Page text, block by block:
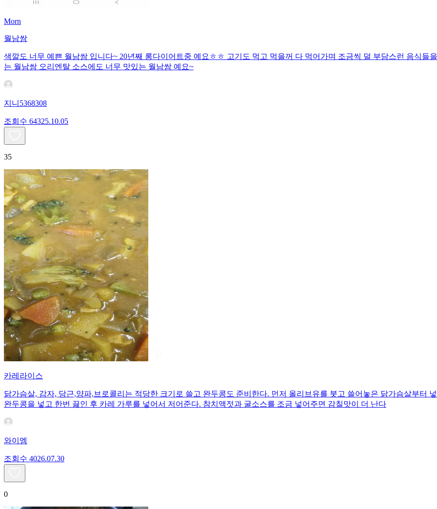
Morn
월남쌈
색깔도 너무 예쁜 월남쌈 입니다~ 20년째 롱다이어트중 예요ㅎㅎ 고기도 먹고 먹을꺼 다 먹어가며 조금씩 덜 부담스런 음식들
는 월남쌈 오리엔탈 소스에도 너무 맛있는 월남쌈 예요~
지니5368308
조회수 64325.10.05
35
카레라이스
닭가슴살, 감자, 당근,양파,브로콜리는 적당한 크기로 쓸고 완두콩도 준비한다. 먼저 올리브유를 붓고 쓸어놓은 닭가슴살부터
완두콩을 넣고 한번 끓인 후 카레 가루를 넣어서 저어준다. 참치액젓과 굴소스를 조금 넣어주면 감칠맛이 더 난다
와이엠
조회수 4026.07.30
0